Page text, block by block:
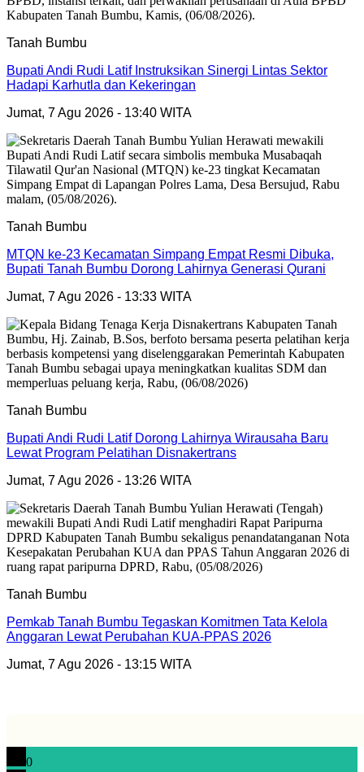
Tanah Bumbu
Bupati Andi Rudi Latif Instruksikan Sinergi Lintas Sektor
Hadapi Karhutla dan Kekeringan
Jumat, 7 Agu 2026 - 13:40 WITA
Tanah Bumbu
MTQN ke-23 Kecamatan Simpang Empat Resmi Dibuka,
Bupati Tanah Bumbu Dorong Lahirnya Generasi Qurani
Jumat, 7 Agu 2026 - 13:33 WITA
Tanah Bumbu
Bupati Andi Rudi Latif Dorong Lahirnya Wirausaha Baru
Lewat Program Pelatihan Disnakertrans
Jumat, 7 Agu 2026 - 13:26 WITA
Tanah Bumbu
Pemkab Tanah Bumbu Tegaskan Komitmen Tata Kelola
Anggaran Lewat Perubahan KUA-PPAS 2026
Jumat, 7 Agu 2026 - 13:15 WITA
0